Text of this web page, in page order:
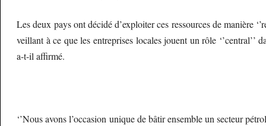
Les deux pays ont décidé d’exploiter ces ressources de manière
veillant à ce que les entreprises locales jouent un rôle ‘’central’’
a-t-il affirmé.
‘’Nous avons l’occasion unique de bâtir ensemble un secteur